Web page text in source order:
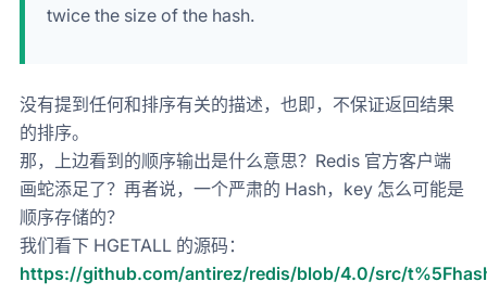
twice the size of the hash.
没有提到任何和排序有关的描述，也即，不保证返回结果
的排序。
那，上边看到的顺序输出是什么意思？Redis 官方客户端
画蛇添足了？再者说，一个严肃的 Hash，key 怎么可能是
顺序存储的？
我们看下 HGETALL 的源码：
https://github.com/antirez/redis/blob/4.0/src/